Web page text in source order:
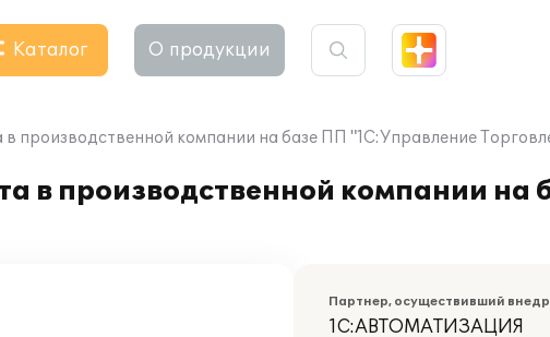
Каталог О продукции
в производственной компании на базе ПП "1С:Управление
в производственной компании на
Партнер, осуществивший
1С:АВТОМАТИЗАЦИЯ